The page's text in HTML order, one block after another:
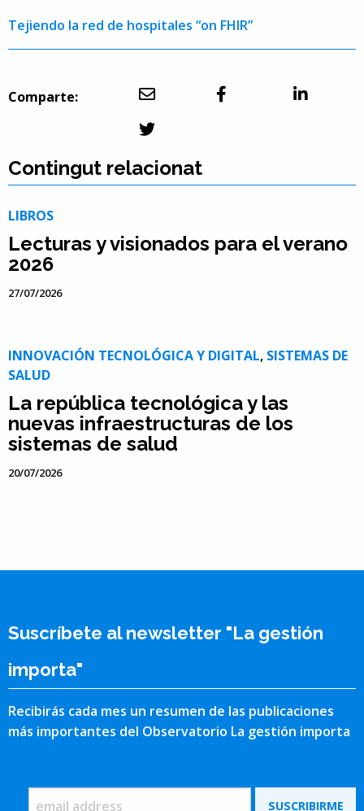
Tejiendo la red de hospitales “on FHIR”
Comparte:
Contingut relacionat
LIBROS
Lecturas y visionados para el verano
2026
27/07/2026
INNOVACIÓN TECNOLÓGICA Y DIGITAL, SISTEMAS DE
SALUD
La república tecnológica y las
nuevas infraestructuras de los
sistemas de salud
20/07/2026
Suscríbete al newsletter "La gestión
importa"
Recibirás cada mes un resumen de las publicaciones
más importantes del Observatorio La gestión importa